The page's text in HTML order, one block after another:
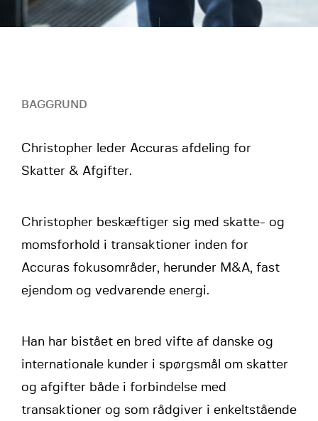
BAGGRUND
Christopher leder Accuras afdeling for
Skatter & Afgifter.
Christopher beskæftiger sig med skatte- og
momsforhold i transaktioner inden for
Accuras fokusområder, herunder M&A, fast
ejendom og vedvarende energi.
Han har bistået en bred vifte af danske og
internationale kunder i spørgsmål om skatter
og afgifter både i forbindelse med
transaktioner og som rådgiver i enkeltstående